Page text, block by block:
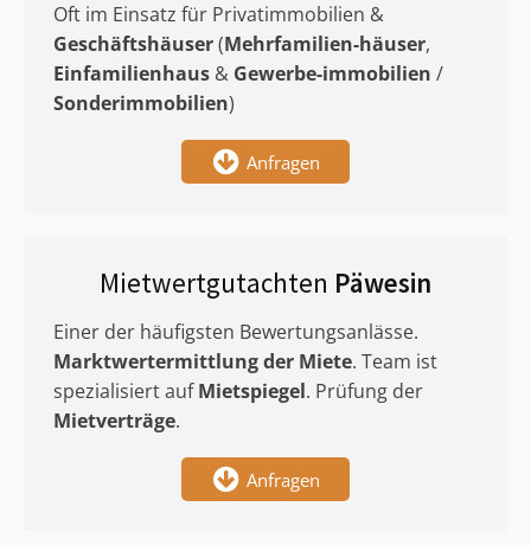
Oft im Einsatz für Privatimmobilien &
Geschäftshäuser(Mehrfamilien-häuser,
Einfamilienhaus & Gewerbe-immobilien /
Sonderimmobilien)
Anfragen
Mietwertgutachten Päwesin
Einer der häufigsten Bewertungsanlässe.
Marktwertermittlungder Miete. Team ist
spezialisiert aufMietspiegel. Prüfung der
Mietverträge.
Anfragen